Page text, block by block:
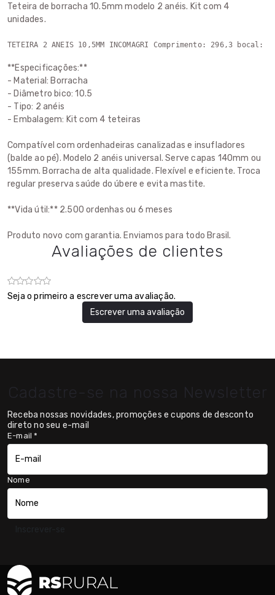
Teteira de borracha 10.5mm modelo 2 anéis. Kit com 4
unidades.
TETEIRA 2 ANEIS 10,5MM INCOMAGRI Comprimento: 296,3
**Especificações:**
- Material: Borracha
- Diâmetro bico: 10.5
- Tipo: 2 anéis
- Embalagem: Kit com 4 teteiras
Compatível com ordenhadeiras canalizadas e insufladores
(balde ao pé). Modelo 2 anéis universal. Serve capas 140mm ou
155mm. Borracha de alta qualidade. Flexível e eficiente. Troca
regular preserva saúde do úbere e evita mastite.
**Vida útil:** 2.500 ordenhas ou 6 meses
Produto novo com garantia. Enviamos para todo Brasil.
Avaliações de clientes
Seja o primeiro a escrever uma avaliação.
Escrever uma avaliação
Cadastre-se na nossa Newsletter
Receba nossas novidades, promoções e cupons de desconto
direto no seu e-mail
E-mail*
Nome